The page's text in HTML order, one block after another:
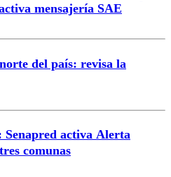
mensajería SAE
del país: revisa la
activa Alerta
comunas